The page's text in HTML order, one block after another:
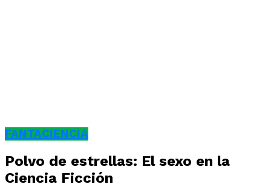
FANTACIENCIA
Polvo de estrellas: El sexo en la
Ciencia Ficción